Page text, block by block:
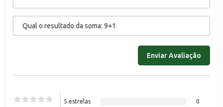
5 estrelas
0